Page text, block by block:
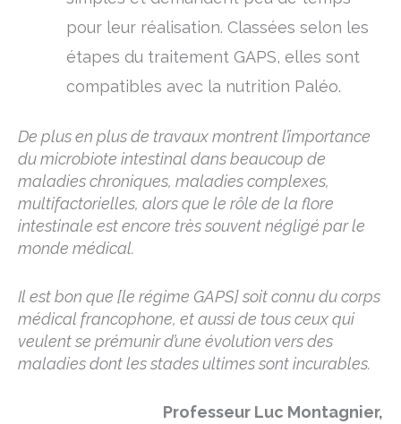
pour leur réalisation. Classées selon les
étapes du traitement GAPS, elles sont
compatibles avec la nutrition Paléo.
De plus en plus de travaux montrent l’importance
du microbiote intestinal dans beaucoup de
maladies chroniques, maladies complexes,
multifactorielles, alors que le rôle de la flore
intestinale est encore très souvent négligé par le
monde médical.
Il est bon que [le régime GAPS] soit connu du corps
médical francophone, et aussi de tous ceux qui
veulent se prémunir d’une évolution vers des
maladies dont les stades ultimes sont incurables.
Professeur Luc Montagnier,